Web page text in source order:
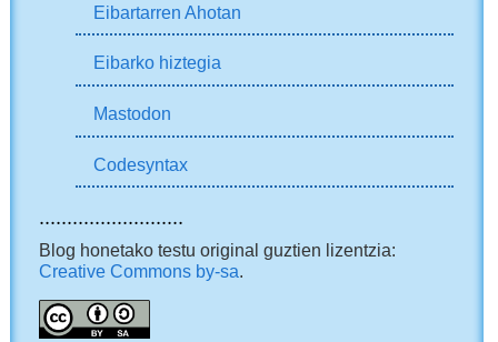
Eibartarren Ahotan
Eibarko hiztegia
Mastodon
Codesyntax
..........................
Blog honetako testu original guztien lizentzia:
Creative Commons by-sa